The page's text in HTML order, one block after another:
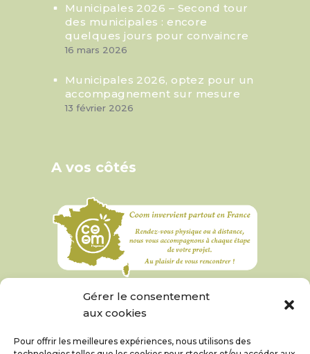
Gérer le consentement
aux cookies
Pour offrir les meilleures expériences, nous utilisons des
Municipales 2026 – Second tour
des municipales : encore
quelques jours pour convaincre
16 mars 2026
Municipales 2026, optez pour un
accompagnement sur mesure
13 février 2026
A vos côtés